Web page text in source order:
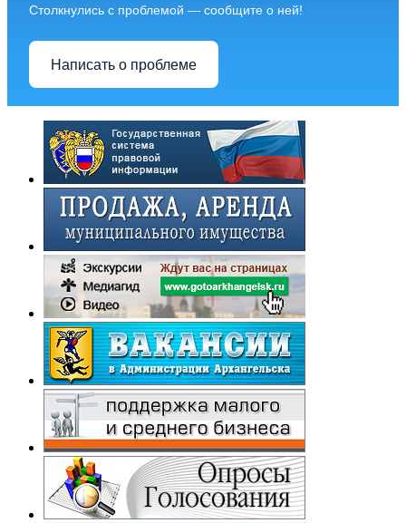
Столкнулись с проблемой — сообщите о ней!
Написать о проблеме